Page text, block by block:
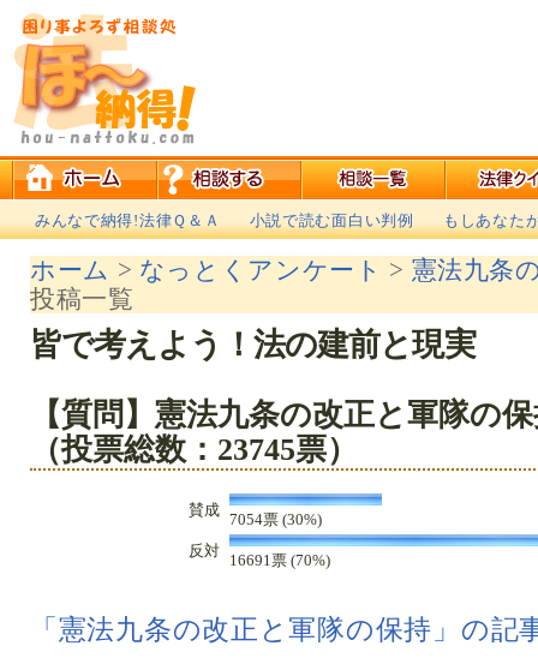
みんなで納得!法律Ｑ＆Ａ 小説で読む面白い判例 もしあなた
ホーム > なっとくアンケート > 憲法九条
投稿一覧
皆で考えよう！法の建前と現実
【質問】憲法九条の改正と軍隊の
（投票総数：23745票）
賛成
7054票 (30%)
反対
16691票 (70%)
「憲法九条の改正と軍隊の保持」の記